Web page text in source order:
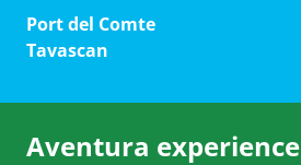
Port del Comte
Tavascan
Aventura experience